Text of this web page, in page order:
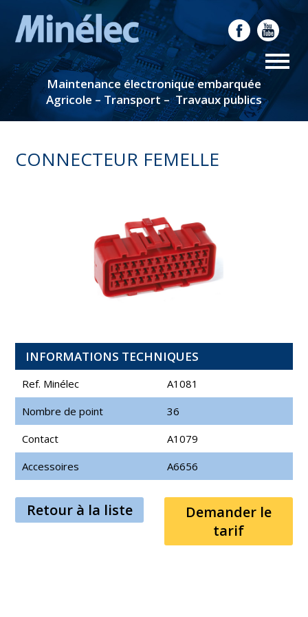
Maintenance électronique embarquée
Agricole – Transport – Travaux publics
CONNECTEUR FEMELLE
INFORMATIONS TECHNIQUES
Ref. Minélec
A1081
Nombre de point
36
Contact
A1079
Accessoires
A6656
Retour à la liste
Demander le
tarif